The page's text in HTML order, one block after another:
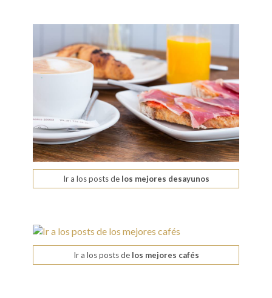
Ir a los posts delos mejores desayunos
Ir a los posts delos mejores cafés